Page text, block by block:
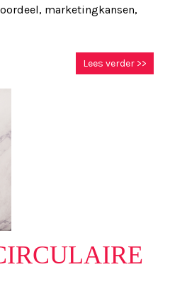
marketingkansen,
Lees verder >>